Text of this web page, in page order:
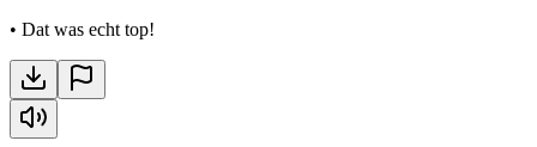
• Dat was echt top!